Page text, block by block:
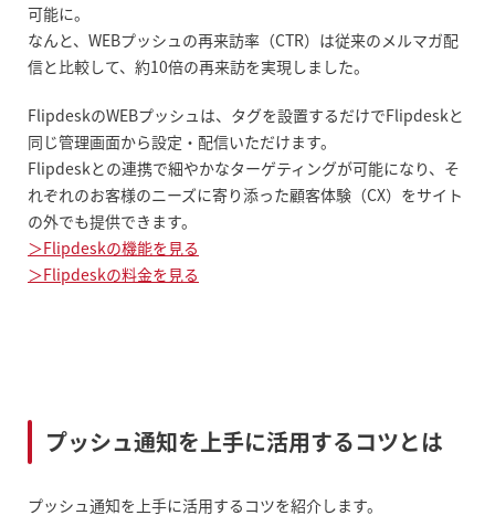
可能に。
なんと、WEBプッシュの再来訪率（CTR）は従来のメルマガ配
信と比較して、約10倍の再来訪を実現しました。
FlipdeskのWEBプッシュは、タグを設置するだけでFlipdeskと
同じ管理画面から設定・配信いただけます。
Flipdeskとの連携で細やかなターゲティングが可能になり、そ
れぞれのお客様のニーズに寄り添った顧客体験（CX）をサイト
の外でも提供できます。
＞Flipdeskの機能を見る
＞Flipdeskの料金を見る
プッシュ通知を上手に活用するコツとは
プッシュ通知を上手に活用するコツを紹介します。